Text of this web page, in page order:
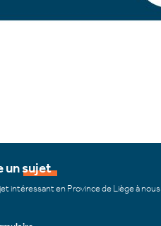
un sujet
intéressant en Province de Liège à nous